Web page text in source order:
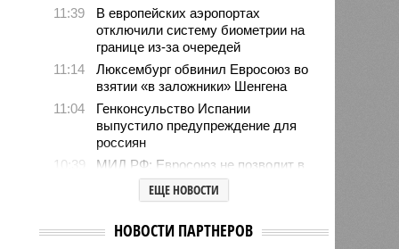
11:39
В европейских аэропортах
отключили систему биометрии на
границе из-за очередей
11:14
Люксембург обвинил Евросоюз во
взятии «в заложники» Шенгена
11:04
Генконсульство Испании
выпустило предупреждение для
россиян
10:39
МИД РФ: Евросоюз не позволит в
ближайшее время урегулировать
конфликт на Украине
советом ФИФА за попытку
ЕЩЕ НОВОСТИ
НОВОСТИ ПАРТНЕРОВ